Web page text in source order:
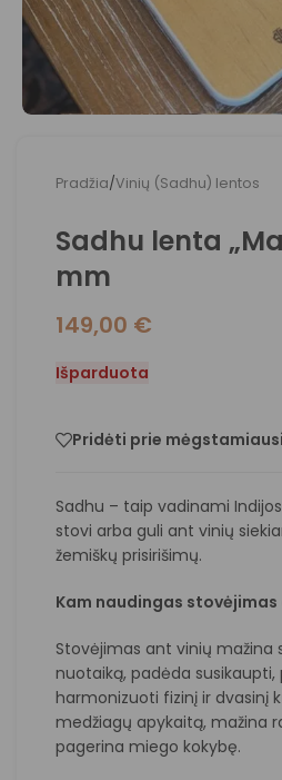
Pradžia/Vinių (Sadhu) lentos
Sadhu lenta
mm
149,00 €
Išparduota
Pridėti prie
Sadhu – taip vadinami
stovi arba guli ant vinių
žemiškų prisirišimų.
Kam naudingas
Stovėjimas ant vinių mažina
nuotaiką, padėda susikaupti,
harmonizuoti fizinį ir dvasinį
medžiagų apykaitą, mažina
pagerina miego kokybę.